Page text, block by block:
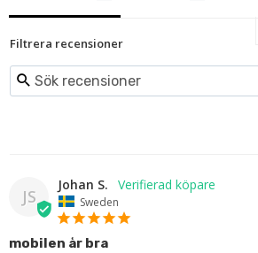
Filtrera recensioner
JS
Johan S.
Sweden
mobilen år bra